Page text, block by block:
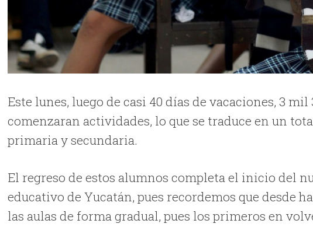
Este lunes, luego de casi 40 días de vacaciones, 3
comenzaran actividades, lo que se traduce en un
primaria y secundaria.
El regreso de estos alumnos completa el inicio del
educativo de Yucatán, pues recordemos que desde
las aulas de forma gradual, pues los primeros en